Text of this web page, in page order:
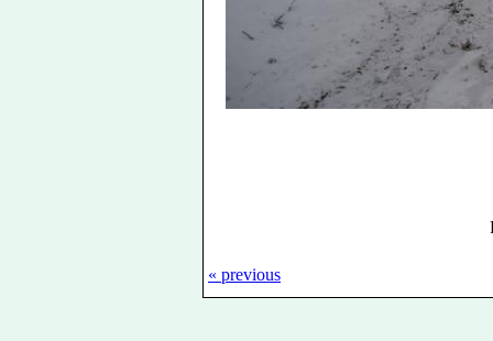
« previous